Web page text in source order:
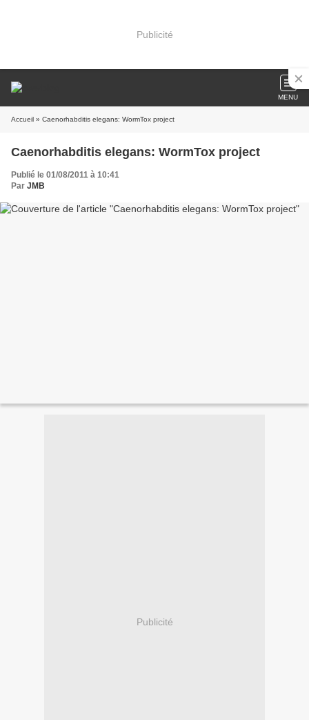
Publicité
MENU
Accueil » Caenorhabditis elegans: WormTox project
Caenorhabditis elegans: WormTox project
Publié le 01/08/2011 à 10:41
Par JMB
Publicité